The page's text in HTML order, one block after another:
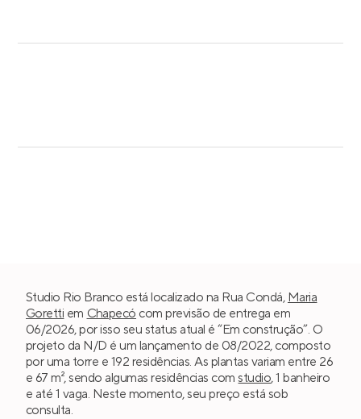
Studio Rio Branco está localizado na Rua Condá, Maria
Goretti em Chapecó com previsão de entrega em
06/2026, por isso seu status atual é “Em construção”. O
projeto da N/D é um lançamento de 08/2022, composto
por uma torre e 192 residências. As plantas variam entre 26
e 67 m², sendo algumas residências comstudio, 1 banheiro
e até 1 vaga. Neste momento, seu preço está sob
consulta.